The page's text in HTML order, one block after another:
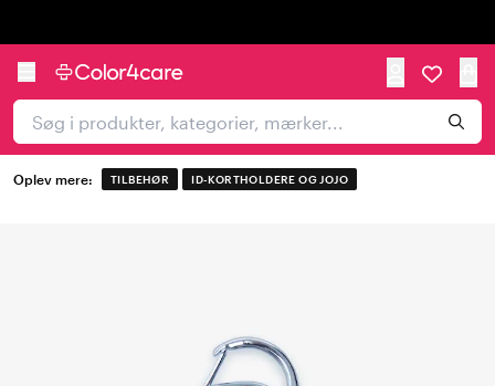
Oplev mere: TILBEHØR ID-KORTHOLDERE OG JOJO